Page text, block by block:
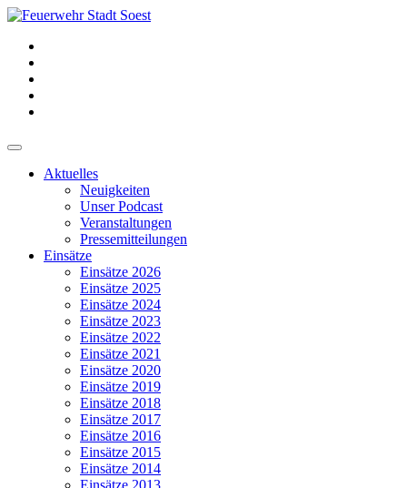
Aktuelles
Neuigkeiten
Unser Podcast
Veranstaltungen
Pressemitteilungen
Einsätze
Einsätze 2026
Einsätze 2025
Einsätze 2024
Einsätze 2023
Einsätze 2022
Einsätze 2021
Einsätze 2020
Einsätze 2019
Einsätze 2018
Einsätze 2017
Einsätze 2016
Einsätze 2015
Einsätze 2014
Einsätze 2013